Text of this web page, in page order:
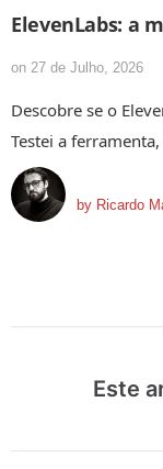
ElevenLabs: a
on 27 de Julho, 2026
Descobre se o
Testei a
by Ricardo
Este